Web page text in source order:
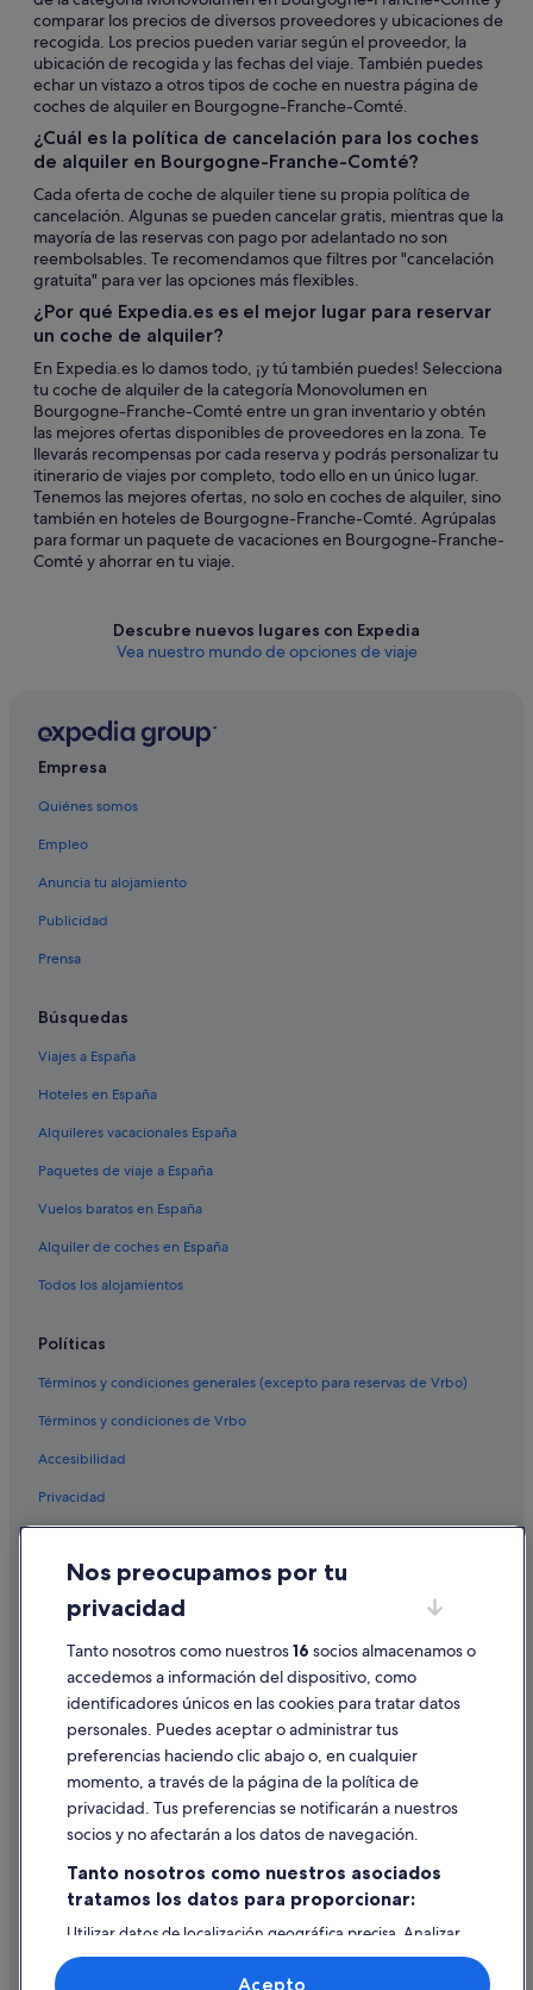
comparar los precios de diversos proveedores y ubicaciones de
recogida. Los precios pueden variar según el proveedor, la
ubicación de recogida y las fechas del viaje. También puedes
echar un vistazo a otros tipos de coche en nuestra página de
coches de alquiler en Bourgogne-Franche-Comté.
¿Cuál es la política de cancelación para los coches
de alquiler en Bourgogne-Franche-Comté?
Cada oferta de coche de alquiler tiene su propia política de
cancelación. Algunas se pueden cancelar gratis, mientras que la
mayoría de las reservas con pago por adelantado no son
reembolsables. Te recomendamos que filtres por "cancelación
gratuita" para ver las opciones más flexibles.
¿Por qué Expedia.es es el mejor lugar para reservar
un coche de alquiler?
En Expedia.es lo damos todo, ¡y tú también puedes! Selecciona
tu coche de alquiler de la categoría Monovolumen en
Bourgogne-Franche-Comté entre un gran inventario y obtén
las mejores ofertas disponibles de proveedores en la zona. Te
llevarás recompensas por cada reserva y podrás personalizar tu
itinerario de viajes por completo, todo ello en un único lugar.
Tenemos las mejores ofertas, no solo en coches de alquiler, sino
también en hoteles de Bourgogne-Franche-Comté. Agrúpalas
para formar un paquete de vacaciones en Bourgogne-Franche-
Comté y ahorrar en tu viaje.
Descubre nuevos lugares con Expedia
Vea nuestro mundo de opciones de viaje
Empresa
Quiénes somos
Empleo
Anuncia tu alojamiento
Publicidad
Prensa
Búsquedas
Viajes a España
Hoteles en España
Alquileres vacacionales España
Paquetes de viaje a España
Vuelos baratos en España
Alquiler de coches en España
Todos los alojamientos
Políticas
Términos y condiciones generales (excepto para reservas de Vrbo)
Términos y condiciones de Vrbo
Accesibilidad
Privacidad
Condiciones de uso
Información legal/contacto
Pautas sobre el contenido y cómo denunciar contenido
Ayuda
Cancelar un vuelo
Cancelar una reserva de hotel o de un alquiler vacacional
Utilizar un cupón de Expedia
Documentos para viajes internacionales
Nos preocupamos por tu
privacidad
Tanto nosotros como nuestros16 socios almacenamos o
accedemos a información del dispositivo, como
identificadores únicos en las cookies para tratar datos
personales. Puedes aceptar o administrar tus
preferencias haciendo clic abajo o, en cualquier
momento, a través de la página de la política de
privacidad. Tus preferencias se notificarán a nuestros
socios y no afectarán a los datos de navegación.
Tanto nosotros como nuestros asociados
tratamos los datos para proporcionar:
Utilizar datos de localización geográfica precisa. Analizar
activamente las características del dispositivo para su
identificación. Almacenar la información en un dispositivo
Acepto